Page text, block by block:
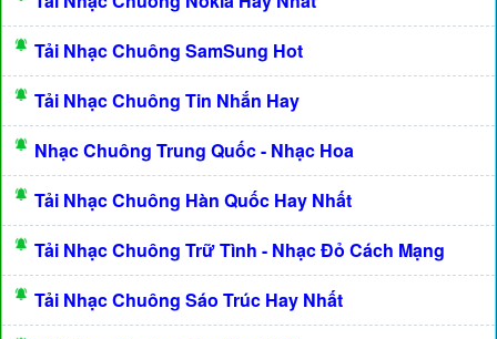
Tải Nhạc Chuông SamSung Hot
Tải Nhạc Chuông Tin Nhắn Hay
Nhạc Chuông Trung Quốc - Nhạc Hoa
Tải Nhạc Chuông Hàn Quốc Hay Nhất
Tải Nhạc Chuông Trữ Tình - Nhạc Đỏ Cách Mạng
Tải Nhạc Chuông Sáo Trúc Hay Nhất